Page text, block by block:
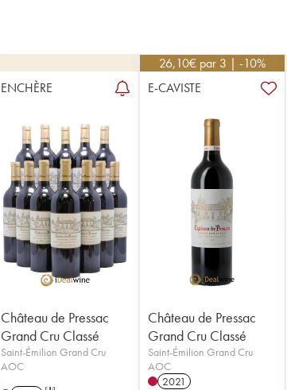
ENCHÈRE
Château de Pressac
Grand Cru Classé
Saint-Émilion Grand Cru
AOC
26,10€ par 3 | -10%
E-CAVISTE
Château de Pressac
Grand Cru Classé
Saint-Émilion Grand Cru
AOC
2021